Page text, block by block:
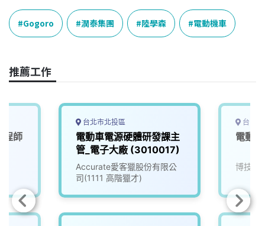
c
e
b
o
k
n
e
r
e
a
n
k
e
n
y
L
k
Gogoro 潤泰集團 陸學森 電動機車
推薦工作
程師
台北市北投區
電動車電源硬體研發課主
管_電子大廠 (3010017)
Accurate愛客獵股份有限公
司(1111 高階獵才)
台中
電動
博技科